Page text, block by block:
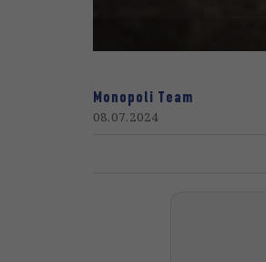
Monopoli Team
08.07.2024